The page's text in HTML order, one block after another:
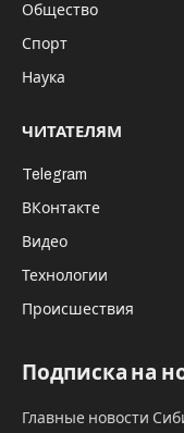
Общество
Спорт
Наука
ЧИТАТЕЛЯМ
Telegram
ВКонтакте
Видео
Технологии
Происшествия
Подписка на
Главные новости